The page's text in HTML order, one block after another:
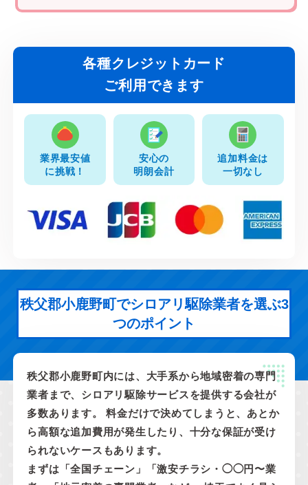
各種クレジットカード
ご利用できます
業界最安値
に挑戦！
安心の
明朗会計
追加料金は
一切なし
秩父郡小鹿野町でシロアリ駆除業者を選ぶ3
つのポイント
秩父郡小鹿野町内には、大手系から地域密着の専門
業者まで、シロアリ駆除サービスを提供する会社が
多数あります。 料金だけで決めてしまうと、あとか
ら高額な追加費用が発生したり、十分な保証が受け
られないケースもあります。
まずは「全国チェーン」「激安チラシ・◯◯円〜業